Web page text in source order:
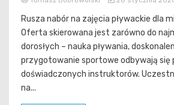
Rusza nabór na zajęcia pływackie dla
Oferta skierowana jest zarówno do
dorosłych – nauka pływania,
przygotowanie sportowe odbywają się
doświadczonych instruktorów.
na...